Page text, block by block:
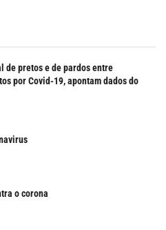
de pretos e de pardos entre
por Covid-19, apontam dados do
o corona